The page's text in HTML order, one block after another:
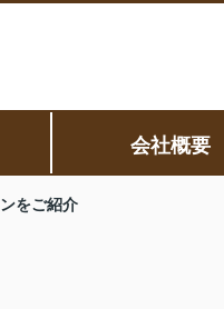
会社概要
をご紹介